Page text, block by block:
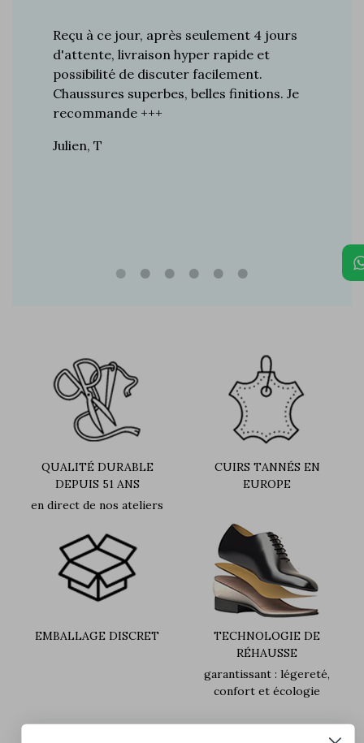
Reçu à ce jour, après seulement 4 jours
d'attente, livraison hyper rapide et
possibilité de discuter facilement.
Chaussures superbes, belles finitions. Je
recommande +++
Julien, T
QUALITÉ DURABLE
DEPUIS 51 ANS
en direct de nos ateliers
CUIRS TANNÉS EN
EUROPE
EMBALLAGE DISCRET
TECHNOLOGIE DE
RÉHAUSSE
garantissant : légereté,
confort et écologie